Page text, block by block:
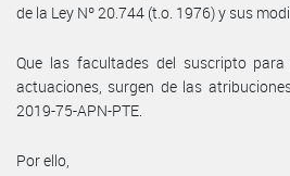
de la Ley Nº 20.744 (t.o. 1976) y sus
Que las facultades del suscripto
actuaciones, surgen de las
2019-75-APN-PTE.
Por ello,